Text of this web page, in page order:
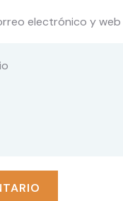
electrónico y